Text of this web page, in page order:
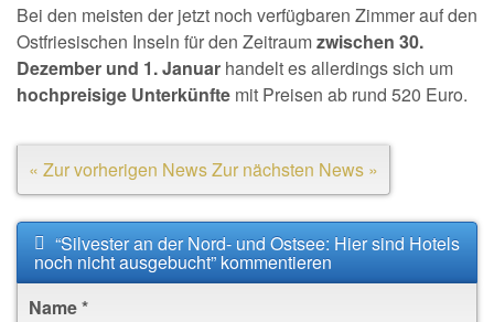
Bei den meisten der jetzt noch verfügbaren Zimmer auf den
Ostfriesischen Inseln für den Zeitraumzwischen 30.
Dezember und 1. Januar handelt es allerdings sich um
hochpreisige Unterkünfte mit Preisen ab rund 520 Euro.
« Zur vorherigen NewsZur nächsten News »
“Silvester an der Nord- und Ostsee: Hier sind Hotels
noch nicht ausgebucht” kommentieren
Name*